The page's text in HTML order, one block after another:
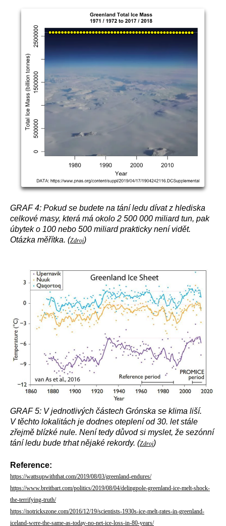
GRAF 4: Pokud se budete na tání ledu dívat z hlediska
celkové masy, která má okolo 2 500 000 miliard tun, pak
úbytek o 100 nebo 500 miliard prakticky není vidět.
Otázka měřítka. (Zdroj)
GRAF 5: V jednotlivých částech Grónska se klima liší.
V těchto lokalitách je dodnes oteplení od 30. let stále
zřejmě blízké nule. Není tedy důvod si myslet, že sezónní
tání ledu bude trhat nějaké rekordy. (Zdroj)
Reference:
https://wattsupwiththat.com/2019/08/03/greenland-endures/
https://www.breitbart.com/politics/2019/08/04/delingpole-greenland-ice-melt-shock-
the-terrifying-truth/
https://notrickszone.com/2016/12/19/scientists-1930s-ice-melt-rates-in-greenland-
iceland-were-the-same-as-today-no-net-ice-loss-in-80-years/